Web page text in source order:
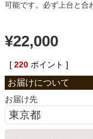
ベッド
収納家具
可能です。必ず上台と合
¥22,000
[ 220 ポイント ]
お届け先